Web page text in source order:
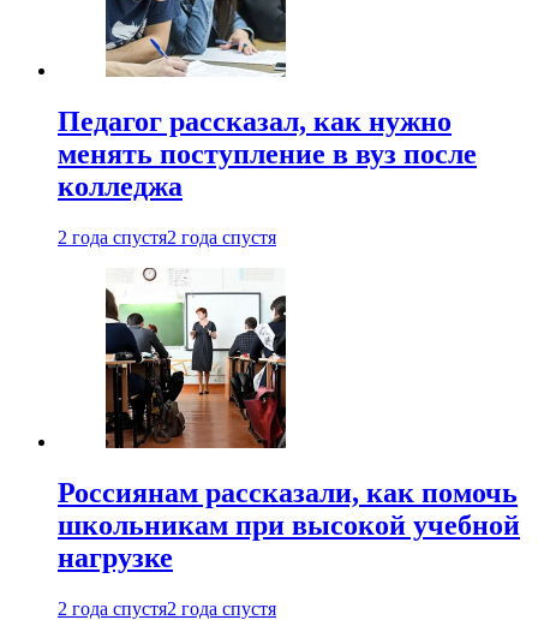
Педагог рассказал, как нужно
менять поступление в вуз после
колледжа
2 года спустя2 года спустя
Россиянам рассказали, как помочь
школьникам при высокой учебной
нагрузке
2 года спустя2 года спустя